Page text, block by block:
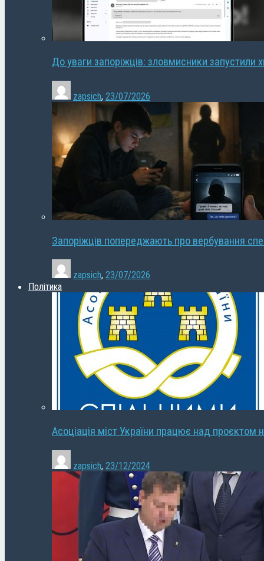
До уваги запоріжців: зловмисники запустили
zapsich, 23/07/2026
Запоріжців попереджають про вербування
zapsich, 23/07/2026
Політика
Асоціація міст України працює над проєктом
zapsich, 23/12/2024